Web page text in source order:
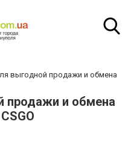
выгодной продажи и обмена
продажи и обмена